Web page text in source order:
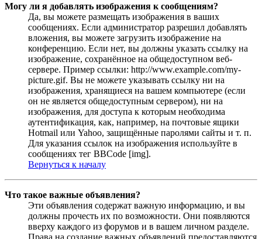
Могу ли я добавлять изображения к сообщениям?
Да, вы можете размещать изображения в ваших
сообщениях. Если администратор разрешил добавлять
вложения, вы можете загрузить изображение на
конференцию. Если нет, вы должны указать ссылку на
изображение, сохранённое на общедоступном веб-
сервере. Пример ссылки: http://www.example.com/my-
picture.gif. Вы не можете указывать ссылку ни на
изображения, хранящиеся на вашем компьютере (если
он не является общедоступным сервером), ни на
изображения, для доступа к которым необходима
аутентификация, как, например, на почтовые ящики
Hotmail или Yahoo, защищённые паролями сайты и т. п.
Для указания ссылок на изображения используйте в
сообщениях тег BBCode [img].
Вернуться к началу
Что такое важные объявления?
Эти объявления содержат важную информацию, и вы
должны прочесть их по возможности. Они появляются
вверху каждого из форумов и в вашем личном разделе.
Права на создание важных объявлений предоставляются